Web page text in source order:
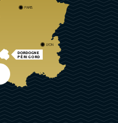
DORDOGNE
PÉRIGORD
PARIS
LYON